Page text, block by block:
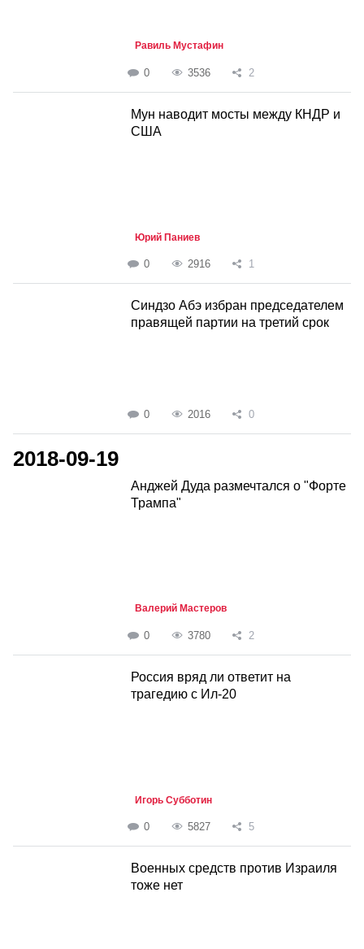
Равиль Мустафин
0 3536 2
Мун наводит мосты между КНДР и
США
Юрий Паниев
0 2916 1
Синдзо Абэ избран председателем
правящей партии на третий срок
0 2016 0
2018-09-19
Анджей Дуда размечтался о "Форте
Трампа"
Валерий Мастеров
0 3780 2
Россия вряд ли ответит на
трагедию с Ил-20
Игорь Субботин
0 5827 5
Военных средств против Израиля
тоже нет